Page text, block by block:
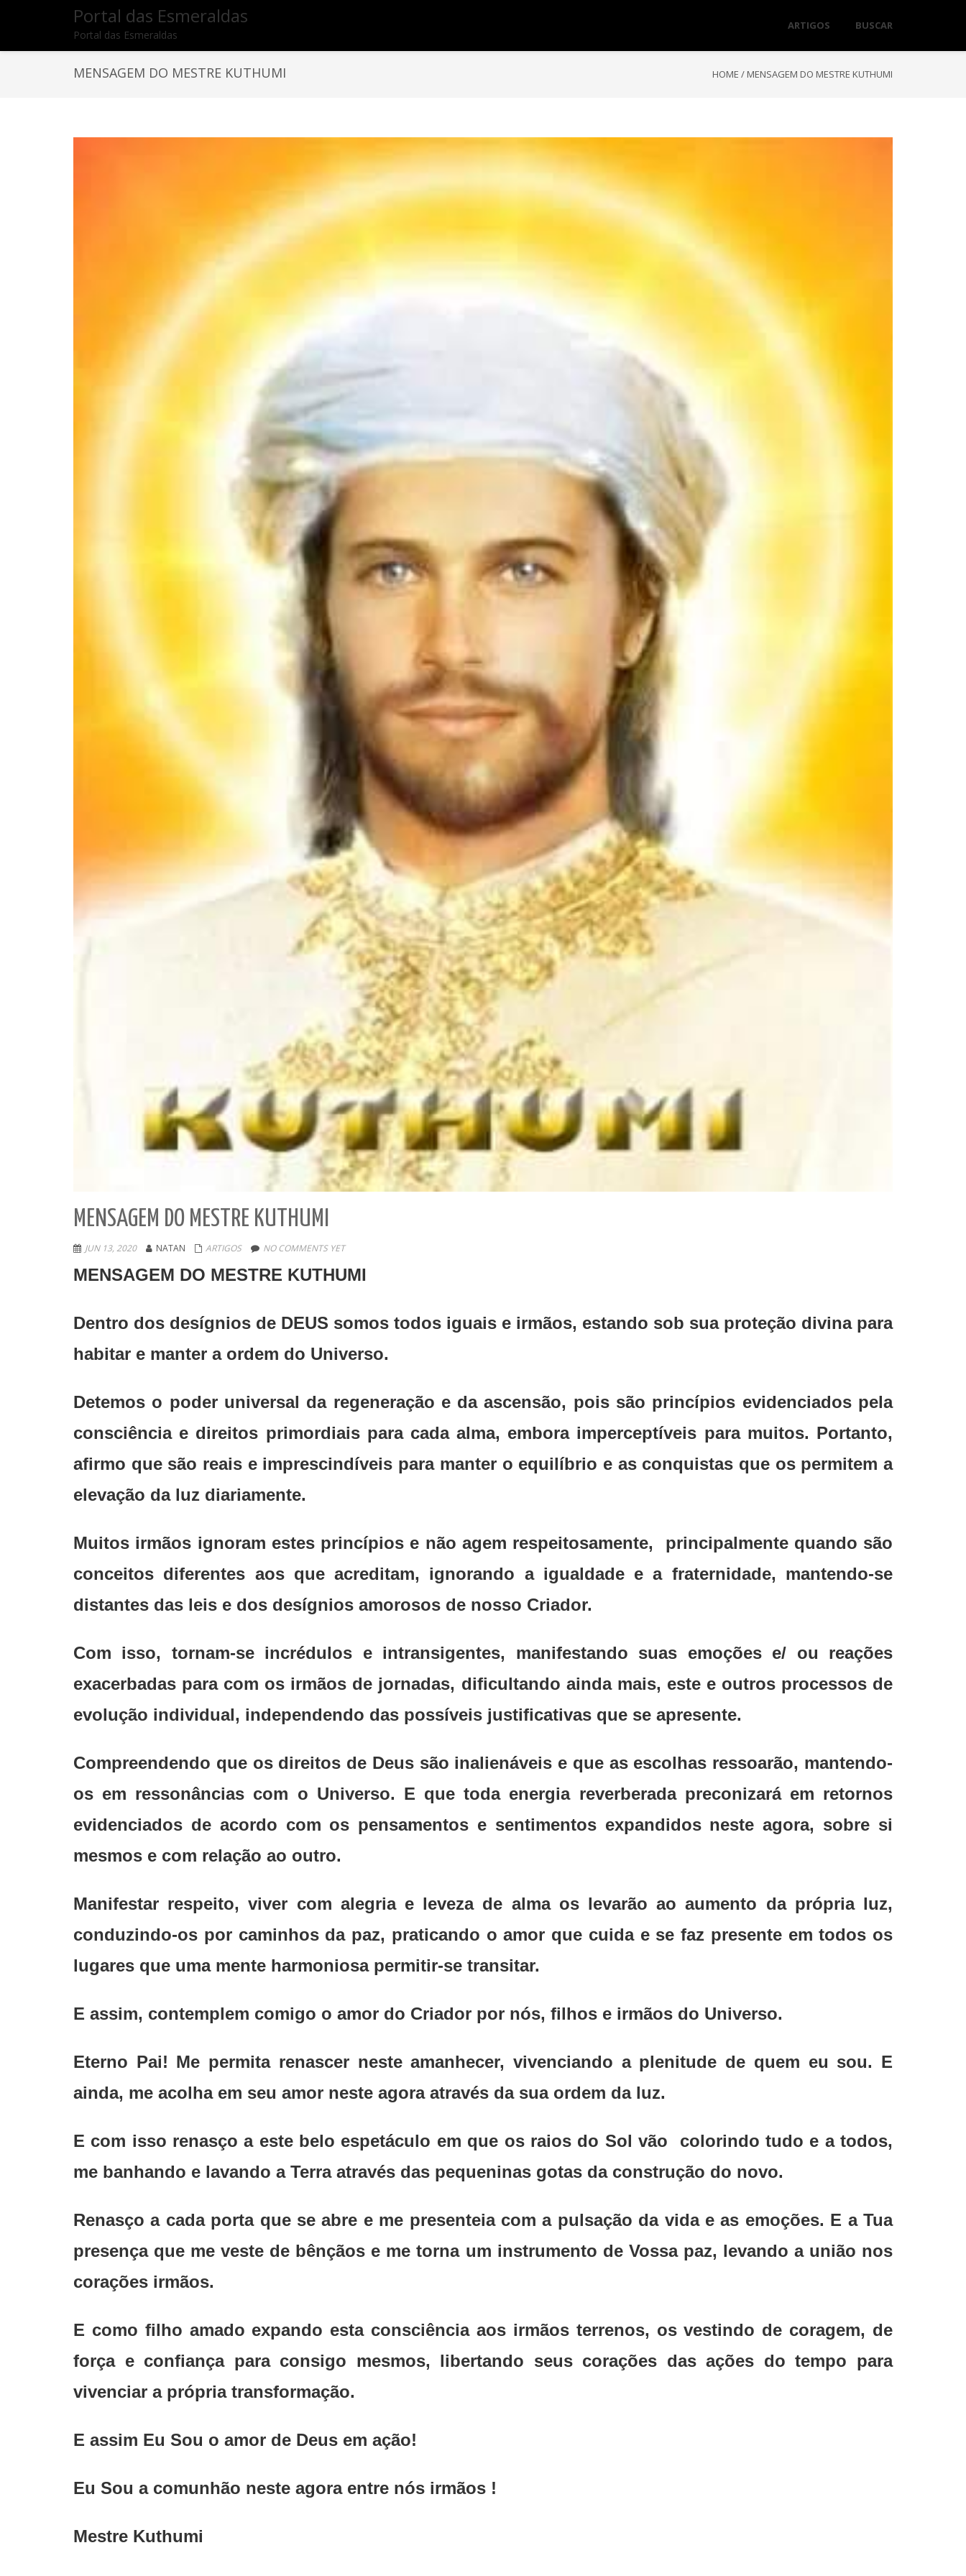
Portal das Esmeraldas
Portal das Esmeraldas
ARTIGOS BUSCAR
MENSAGEM DO MESTRE KUTHUMI HOME / MENSAGEM DO MESTRE KUTHUMI
MENSAGEM DO MESTRE KUTHUMI
JUN 13, 2020 NATAN ARTIGOS NO COMMENTS YET
MENSAGEM DO MESTRE KUTHUMI
Dentro dos desígnios de DEUS somos todos iguais e irmãos, estando sob sua proteção divina para
habitar e manter a ordem do Universo.
Detemos o poder universal da regeneração e da ascensão, pois são princípios evidenciados pela
consciência e direitos primordiais para cada alma, embora imperceptíveis para muitos. Portanto,
afirmo que são reais e imprescindíveis para manter o equilíbrio e as conquistas que os permitem a
elevação da luz diariamente.
Muitos irmãos ignoram estes princípios e não agem respeitosamente, principalmente quando são
conceitos diferentes aos que acreditam, ignorando a igualdade e a fraternidade, mantendo-se
distantes das leis e dos desígnios amorosos de nosso Criador.
Com isso, tornam-se incrédulos e intransigentes, manifestando suas emoções e/ ou reações
exacerbadas para com os irmãos de jornadas, dificultando ainda mais, este e outros processos de
evolução individual, independendo das possíveis justificativas que se apresente.
Compreendendo que os direitos de Deus são inalienáveis e que as escolhas ressoarão, mantendo-
os em ressonâncias com o Universo. E que toda energia reverberada preconizará em retornos
evidenciados de acordo com os pensamentos e sentimentos expandidos neste agora, sobre si
mesmos e com relação ao outro.
Manifestar respeito, viver com alegria e leveza de alma os levarão ao aumento da própria luz,
conduzindo-os por caminhos da paz, praticando o amor que cuida e se faz presente em todos os
lugares que uma mente harmoniosa permitir-se transitar.
E assim, contemplem comigo o amor do Criador por nós, filhos e irmãos do Universo.
Eterno Pai! Me permita renascer neste amanhecer, vivenciando a plenitude de quem eu sou. E
ainda, me acolha em seu amor neste agora através da sua ordem da luz.
E com isso renasço a este belo espetáculo em que os raios do Sol vão colorindo tudo e a todos,
me banhando e lavando a Terra através das pequeninas gotas da construção do novo.
Renasço a cada porta que se abre e me presenteia com a pulsação da vida e as emoções. E a Tua
presença que me veste de bênçãos e me torna um instrumento de Vossa paz, levando a união nos
corações irmãos.
E como filho amado expando esta consciência aos irmãos terrenos, os vestindo de coragem, de
força e confiança para consigo mesmos, libertando seus corações das ações do tempo para
vivenciar a própria transformação.
E assim Eu Sou o amor de Deus em ação!
Eu Sou a comunhão neste agora entre nós irmãos !
Mestre Kuthumi